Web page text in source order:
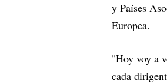
y Países
Europea.
"Hoy voy a
cada